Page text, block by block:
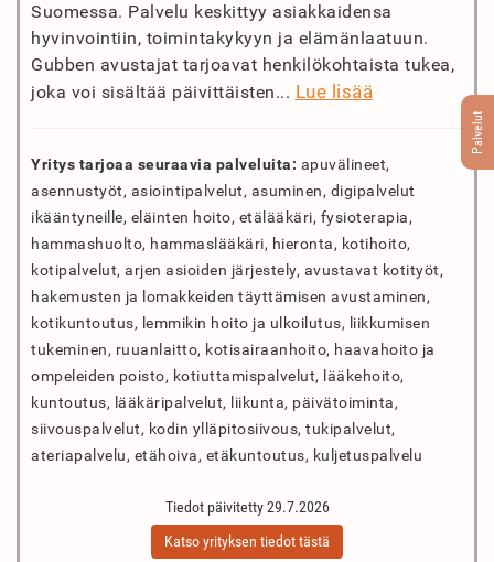
Palvelut
Suomessa. Palvelu keskittyy asiakkaidensa
hyvinvointiin, toimintakykyyn ja elämänlaatuun.
Gubben avustajat tarjoavat henkilökohtaista tukea,
joka voi sisältää päivittäisten... Lue lisää
Yritys tarjoaa seuraavia palveluita: apuvälineet,
asennustyöt, asiointipalvelut, asuminen, digipalvelut
ikääntyneille, eläinten hoito, etälääkäri, fysioterapia,
hammashuolto, hammaslääkäri, hieronta, kotihoito,
kotipalvelut, arjen asioiden järjestely, avustavat kotityöt,
hakemusten ja lomakkeiden täyttämisen avustaminen,
kotikuntoutus, lemmikin hoito ja ulkoilutus, liikkumisen
tukeminen, ruuanlaitto, kotisairaanhoito, haavahoito ja
ompeleiden poisto, kotiuttamispalvelut, lääkehoito,
kuntoutus, lääkäripalvelut, liikunta, päivätoiminta,
siivouspalvelut, kodin ylläpitosiivous, tukipalvelut,
ateriapalvelu, etähoiva, etäkuntoutus, kuljetuspalvelu
Tiedot päivitetty 29.7.2026
Katso yrityksen tiedot tästä